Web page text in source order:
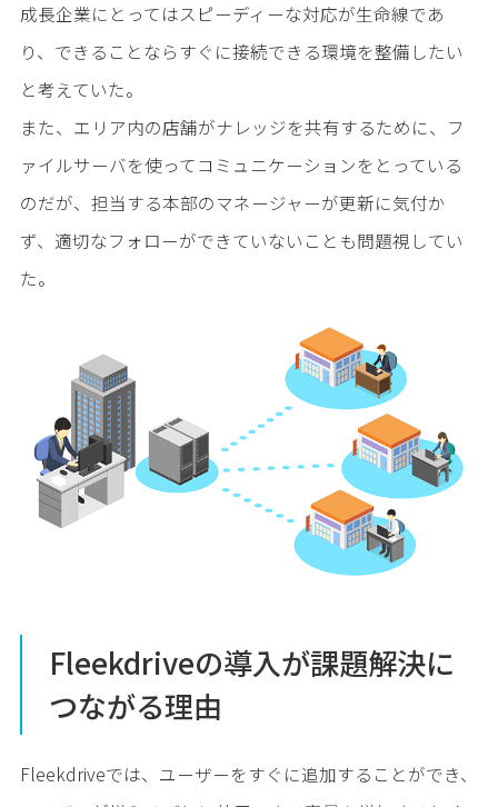
成長企業にとってはスピーディーな対応が生命線であ
り、できることならすぐに接続できる環境を整備したい
と考えていた。
また、エリア内の店舗がナレッジを共有するために、フ
ァイルサーバを使ってコミュニケーションをとっている
のだが、担当する本部のマネージャーが更新に気付か
ず、適切なフォローができていないことも問題視してい
た。
Fleekdriveの導入が課題解決に
つながる理由
Fleekdriveでは、ユーザーをすぐに追加することができ、